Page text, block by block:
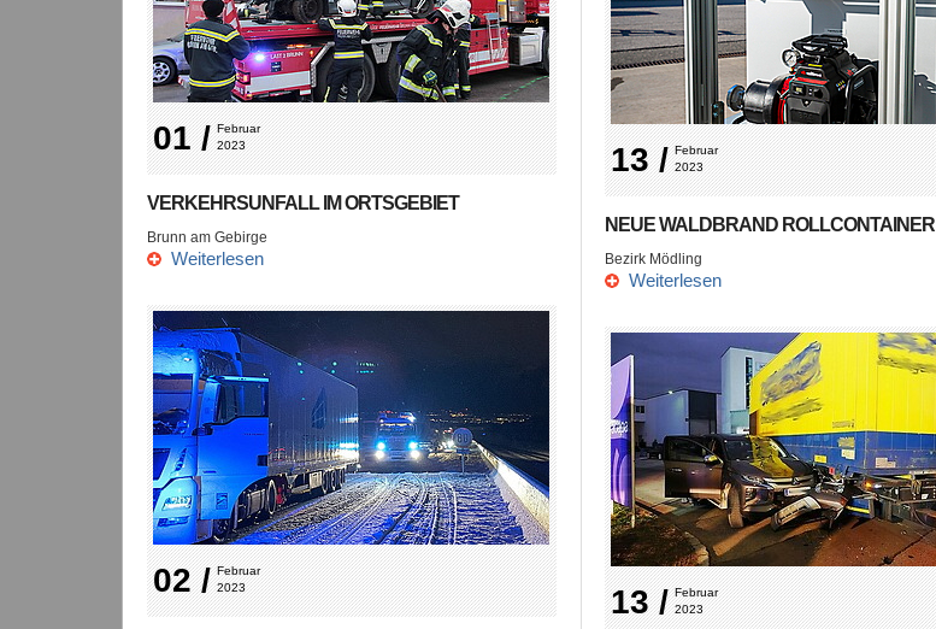
01 / Februar
2023
VERKEHRSUNFALL IM ORTSGEBIET
Brunn am Gebirge
Weiterlesen
02 / Februar
2023
13 / Februar
2023
NEUE WALDBRAND ROLLCONTAINER
Bezirk Mödling
Weiterlesen
13 / Februar
2023